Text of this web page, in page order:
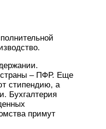
страны – ПФР. Еще
стипендию, а
Бухгалтерия
примут